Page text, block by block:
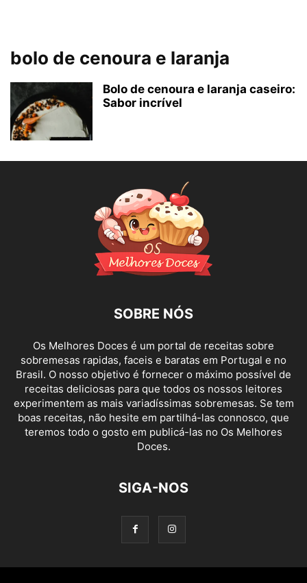
bolo de cenoura e laranja
Bolo de cenoura e laranja caseiro:
Sabor incrível
SOBRE NÓS
Os Melhores Doces é um portal de receitas sobre
sobremesas rapidas, faceis e baratas em Portugal e no
Brasil. O nosso objetivo é fornecer o máximo possível de
receitas deliciosas para que todos os nossos leitores
experimentem as mais variadíssimas sobremesas. Se tem
boas receitas, não hesite em partilhá-las connosco, que
teremos todo o gosto em publicá-las no Os Melhores
Doces.
SIGA-NOS